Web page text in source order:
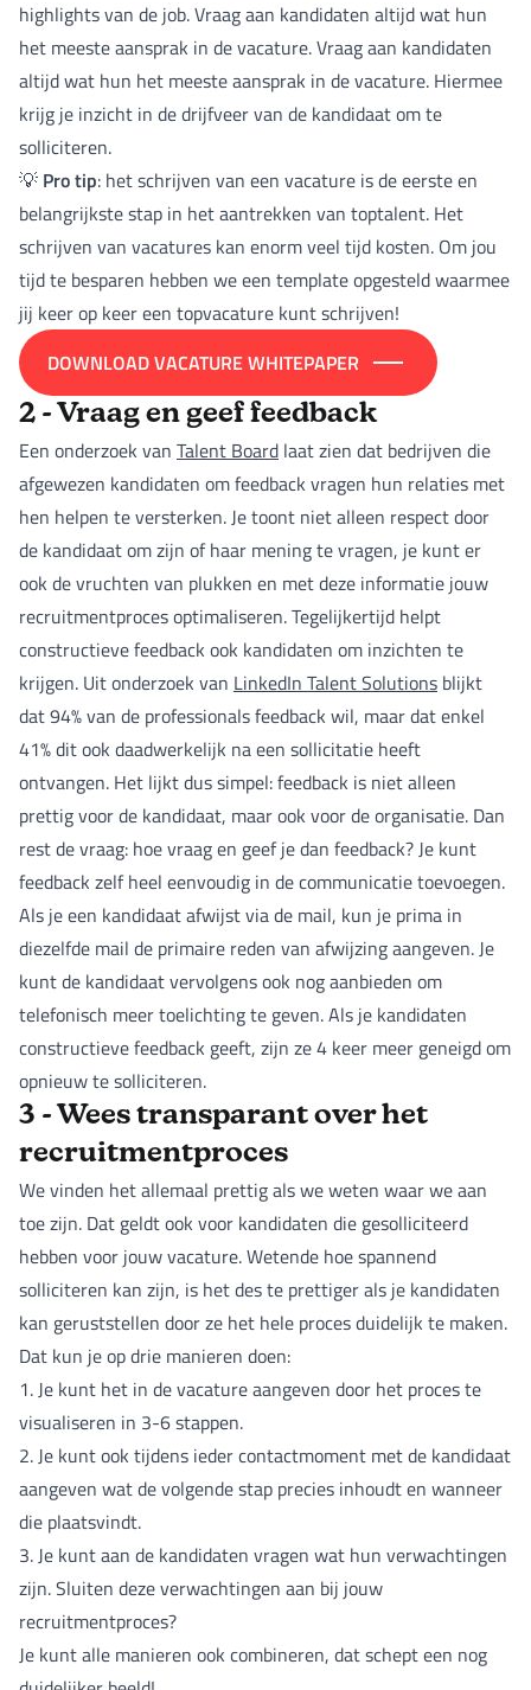
highlights van de job. Vraag aan kandidaten altijd wat hun
het meeste aansprak in de vacature. Vraag aan kandidaten
altijd wat hun het meeste aansprak in de vacature. Hiermee
krijg je inzicht in de drijfveer van de kandidaat om te
solliciteren.
💡 Pro tip: het schrijven van een vacature is de eerste en
belangrijkste stap in het aantrekken van toptalent. Het
schrijven van vacatures kan enorm veel tijd kosten. Om jou
tijd te besparen hebben we een template opgesteld waarmee
jij keer op keer een topvacature kunt schrijven!
DOWNLOAD VACATURE WHITEPAPER
2 - Vraag en geef feedback
Een onderzoek van Talent Board laat zien dat bedrijven die
afgewezen kandidaten om feedback vragen hun relaties met
hen helpen te versterken. Je toont niet alleen respect door
de kandidaat om zijn of haar mening te vragen, je kunt er
ook de vruchten van plukken en met deze informatie jouw
recruitmentproces optimaliseren. Tegelijkertijd helpt
constructieve feedback ook kandidaten om inzichten te
krijgen. Uit onderzoek van LinkedIn Talent Solutions blijkt
dat 94% van de professionals feedback wil, maar dat enkel
41% dit ook daadwerkelijk na een sollicitatie heeft
ontvangen. Het lijkt dus simpel: feedback is niet alleen
prettig voor de kandidaat, maar ook voor de organisatie. Dan
rest de vraag: hoe vraag en geef je dan feedback? Je kunt
feedback zelf heel eenvoudig in de communicatie toevoegen.
Als je een kandidaat afwijst via de mail, kun je prima in
diezelfde mail de primaire reden van afwijzing aangeven. Je
kunt de kandidaat vervolgens ook nog aanbieden om
telefonisch meer toelichting te geven. Als je kandidaten
constructieve feedback geeft, zijn ze 4 keer meer geneigd om
opnieuw te solliciteren.
3 - Wees transparant over het
recruitmentproces
We vinden het allemaal prettig als we weten waar we aan
toe zijn. Dat geldt ook voor kandidaten die gesolliciteerd
hebben voor jouw vacature. Wetende hoe spannend
solliciteren kan zijn, is het des te prettiger als je kandidaten
kan geruststellen door ze het hele proces duidelijk te maken.
Dat kun je op drie manieren doen:
1. Je kunt het in de vacature aangeven door het proces te
visualiseren in 3-6 stappen.
2. Je kunt ook tijdens ieder contactmoment met de kandidaat
aangeven wat de volgende stap precies inhoudt en wanneer
die plaatsvindt.
3. Je kunt aan de kandidaten vragen wat hun verwachtingen
zijn. Sluiten deze verwachtingen aan bij jouw
recruitmentproces?
Je kunt alle manieren ook combineren, dat schept een nog